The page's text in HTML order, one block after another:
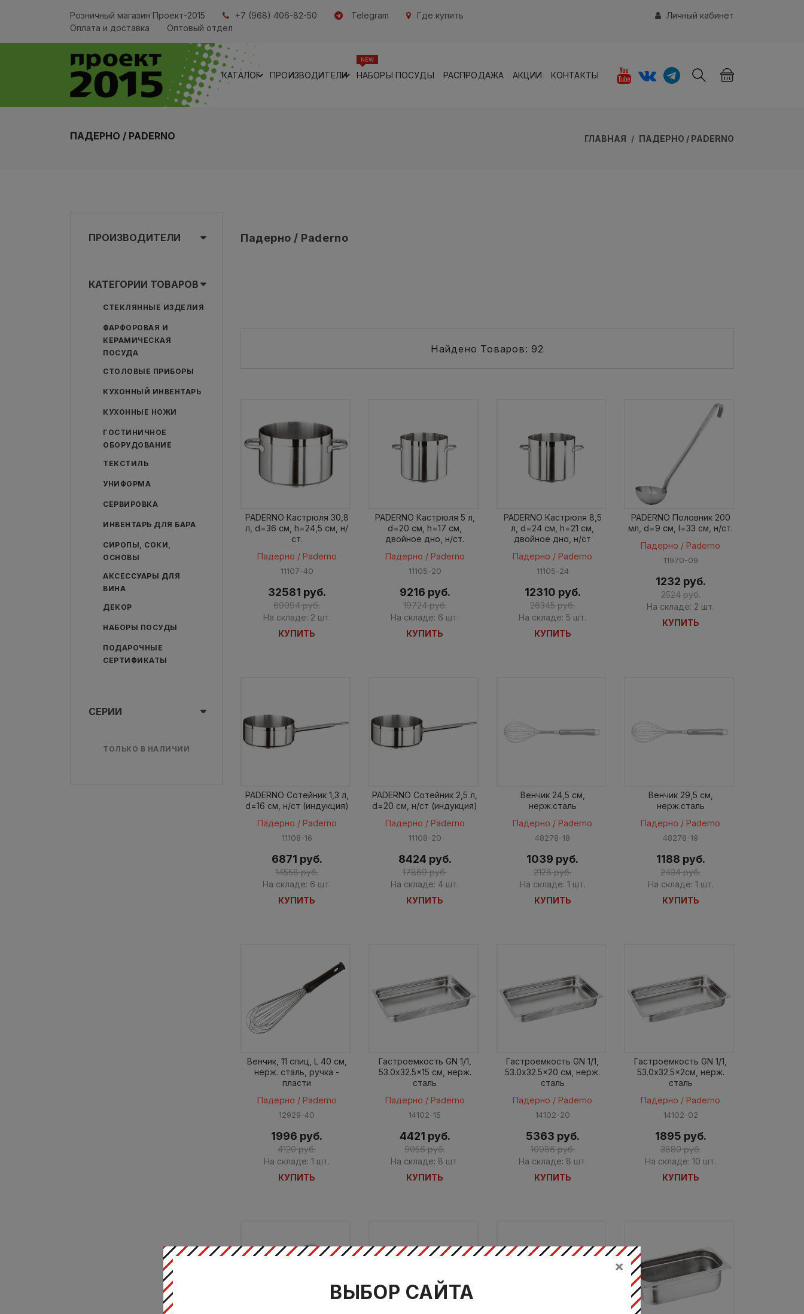
Розничный магазин Проект-2015 +7 (968) 406-82-50 Telegram
Где купить
Оплата и доставка
Оптовый отдел
Личный кабинет
КАТАЛОГ ПРОИЗВОДИТЕЛИ НАБОРЫ ПОСУДЫ
NEW
РАСПРОДАЖА АКЦИИ КОНТАКТЫ
ПАДЕРНО / PADERNO ГЛАВНАЯ ПАДЕРНО / PADERNO
ПРОИЗВОДИТЕЛИ
КАТЕГОРИИ ТОВАРОВ
СТЕКЛЯННЫЕ ИЗДЕЛИЯ
ФАРФОРОВАЯ И
КЕРАМИЧЕСКАЯ
ПОСУДА
СТОЛОВЫЕ ПРИБОРЫ
КУХОННЫЙ ИНВЕНТАРЬ
КУХОННЫЕ НОЖИ
ГОСТИНИЧНОЕ
ОБОРУДОВАНИЕ
ТЕКСТИЛЬ
УНИФОРМА
СЕРВИРОВКА
ИНВЕНТАРЬ ДЛЯ БАРА
СИРОПЫ, СОКИ,
ОСНОВЫ
АКСЕССУАРЫ ДЛЯ
ВИНА
ДЕКОР
НАБОРЫ ПОСУДЫ
ПОДАРОЧНЫЕ
СЕРТИФИКАТЫ
СЕРИИ
ТОЛЬКО В НАЛИЧИИ
Падерно / Paderno
Найдено Товаров: 92
PADERNO Кастрюля 30,8
л, d=36 см, h=24,5 см, н/
ст.
Падерно / Paderno
11107-40
32581 руб.
69094 руб.
На складе: 2 шт.
КУПИТЬ
PADERNO Кастрюля 5 л,
d=20 см, h=17 см,
двойное дно, н/ст.
Падерно / Paderno
11105-20
9216 руб.
19724 руб.
На складе: 6 шт.
КУПИТЬ
PADERNO Кастрюля 8,5
л, d=24 см, h=21 см,
двойное дно, н/ст
Падерно / Paderno
11105-24
12310 руб.
26345 руб.
На складе: 5 шт.
КУПИТЬ
PADERNO Половник 200
мл, d=9 см, l=33 см, н/ст.
Падерно / Paderno
11970-09
1232 руб.
2524 руб.
На складе: 2 шт.
КУПИТЬ
PADERNO Сотейник 1,3 л,
d=16 см, н/ст (индукция)
Падерно / Paderno
11108-16
6871 руб.
14558 руб.
На складе: 6 шт.
КУПИТЬ
PADERNO Сотейник 2,5 л,
d=20 см, н/ст (индукция)
Падерно / Paderno
11108-20
8424 руб.
17869 руб.
На складе: 4 шт.
КУПИТЬ
Венчик 24,5 см,
нерж.cталь
Падерно / Paderno
48278-18
1039 руб.
2126 руб.
На складе: 1 шт.
КУПИТЬ
Венчик 29,5 см,
нерж.cталь
Падерно / Paderno
48278-19
1188 руб.
2434 руб.
На складе: 1 шт.
КУПИТЬ
Венчик, 11 спиц, L 40 см,
нерж. сталь, ручка -
пласти
Падерно / Paderno
12929-40
1996 руб.
4120 руб.
На складе: 1 шт.
КУПИТЬ
Гастроемкость GN 1/1,
53.0x32.5x15 см, нерж.
сталь
Падерно / Paderno
14102-15
4421 руб.
9056 руб.
На складе: 8 шт.
КУПИТЬ
Гастроемкость GN 1/1,
53.0x32.5x20 см, нерж.
сталь
Падерно / Paderno
14102-20
5363 руб.
10986 руб.
На складе: 8 шт.
КУПИТЬ
Гастроемкость GN 1/1,
53.0x32.5x2см, нерж.
сталь
Падерно / Paderno
14102-02
1895 руб.
3880 руб.
На складе: 10 шт.
КУПИТЬ
×
ВЫБОР САЙТА